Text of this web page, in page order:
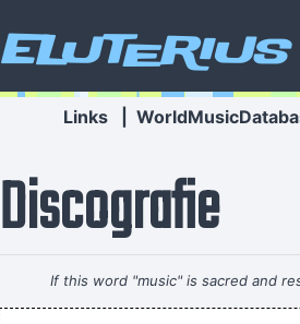
Eluterius
Links
Discografie
If this word "music" is sacred and